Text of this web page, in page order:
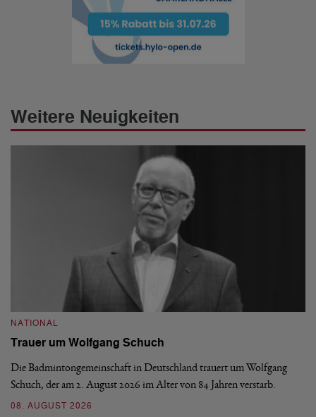
Weitere Neuigkeiten
NATIONAL
Trauer um Wolfgang Schuch
Die Badmintongemeinschaft in Deutschland trauert um Wolfgang
Schuch, der am 2. August 2026 im Alter von 84 Jahren verstarb.
08. AUGUST 2026